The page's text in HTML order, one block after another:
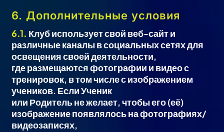
6. Дополнительные условия
6.1. Клуб использует свой веб-сайт и
различные каналы в социальных сетях для
освещения своей деятельности,
где размещаются фотографии и видео с
тренировок, в том числе с изображением
учеников. Если Ученик
или Родитель не желает, чтобы его (её)
изображение появлялось на фотографиях/
видеозаписях,